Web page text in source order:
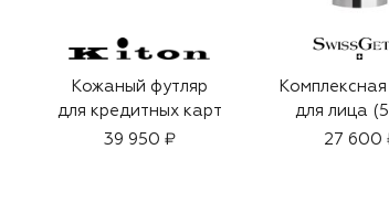
Кожаный футляр
для кредитных карт
39 950 ₽
для лица
27 600